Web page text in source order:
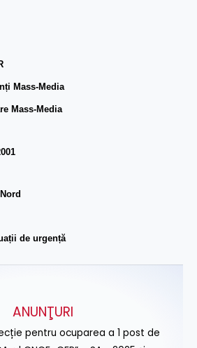
Mass-Media
Mass-Media
de urgență
ANUNŢURI
pentru ocuparea a 1 post de